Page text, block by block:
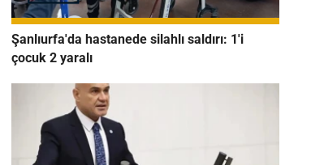
Şanlıurfa'da hastanede silahlı saldırı: 1'i
çocuk 2 yaralı